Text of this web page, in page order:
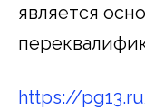
является
https://